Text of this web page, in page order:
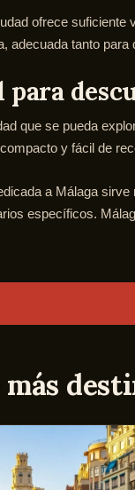
ofrece suficiente
adecuada tanto
para
que se pueda
y fácil de
a Málaga
específicos.